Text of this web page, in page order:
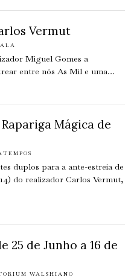
Vermut
Miguel Gomes a
entre nós As Mil e uma…
Mágica de
duplos para a ante-estreia de
do realizador Carlos Vermut,
25 de Junho a 16 de
WALSHIANO